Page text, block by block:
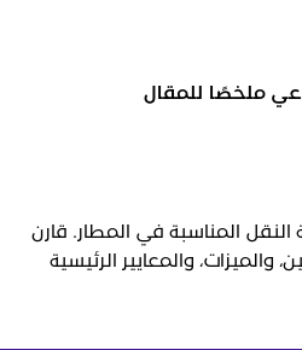
ملخصًا للمقال
المناسبة في المطار. قارن
والمعايير الرئيسية